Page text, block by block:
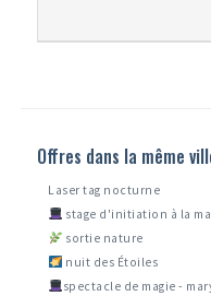
Offres dans la même
Laser tag nocturne
stage d'initiation à la
sortie nature
nuit des Étoiles
spectacle de magie -